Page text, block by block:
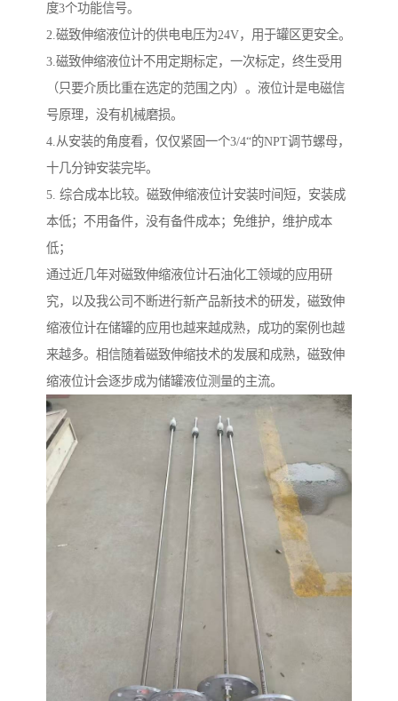
度3个功能信号。
2.磁致伸缩液位计的供电电压为24V，用于罐区更安全。
3.磁致伸缩液位计不用定期标定，一次标定，终生受用
（只要介质比重在选定的范围之内）。液位计是电磁信
号原理，没有机械磨损。
4.从安装的角度看，仅仅紧固一个3/4“的NPT调节螺母，
十几分钟安装完毕。
5. 综合成本比较。磁致伸缩液位计安装时间短，安装成
本低；不用备件，没有备件成本；免维护，维护成本
低；
通过近几年对磁致伸缩液位计石油化工领域的应用研
究，以及我公司不断进行新产品新技术的研发，磁致伸
缩液位计在储罐的应用也越来越成熟，成功的案例也越
来越多。相信随着磁致伸缩技术的发展和成熟，磁致伸
缩液位计会逐步成为储罐液位测量的主流。